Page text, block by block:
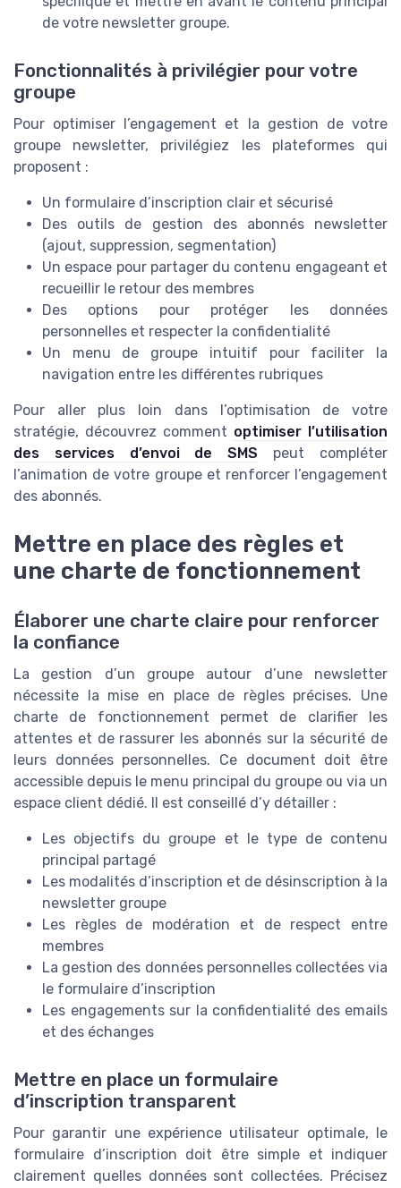
de votre newsletter groupe.
Fonctionnalités à privilégier pour votre
groupe
Pour optimiser l’engagement et la gestion de votre
groupe newsletter, privilégiez les plateformes qui
proposent :
Un formulaire d’inscription clair et sécurisé
Des outils de gestion des abonnés newsletter
(ajout, suppression, segmentation)
Un espace pour partager du contenu engageant et
recueillir le retour des membres
Des options pour protéger les données
personnelles et respecter la confidentialité
Un menu de groupe intuitif pour faciliter la
navigation entre les différentes rubriques
Pour aller plus loin dans l’optimisation de votre
stratégie, découvrez comment optimiser l’utilisation
des services d’envoi de SMS peut compléter
l’animation de votre groupe et renforcer l’engagement
des abonnés.
Mettre en place des règles et
une charte de fonctionnement
Élaborer une charte claire pour renforcer
la confiance
La gestion d’un groupe autour d’une newsletter
nécessite la mise en place de règles précises. Une
charte de fonctionnement permet de clarifier les
attentes et de rassurer les abonnés sur la sécurité de
leurs données personnelles. Ce document doit être
accessible depuis le menu principal du groupe ou via un
espace client dédié. Il est conseillé d’y détailler :
Les objectifs du groupe et le type de contenu
principal partagé
Les modalités d’inscription et de désinscription à la
newsletter groupe
Les règles de modération et de respect entre
membres
La gestion des données personnelles collectées via
le formulaire d’inscription
Les engagements sur la confidentialité des emails
et des échanges
Mettre en place un formulaire
d’inscription transparent
Pour garantir une expérience utilisateur optimale, le
formulaire d’inscription doit être simple et indiquer
clairement quelles données sont collectées. Précisez